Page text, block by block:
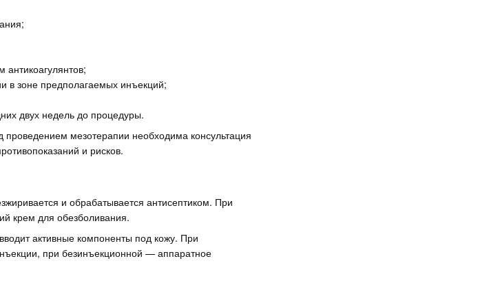
в зоне предполагаемых инъекций;
двух недель до процедуры.
мезотерапии необходима консультация
и рисков.
и обрабатывается антисептиком. При
крем для обезболивания.
активные компоненты под кожу. При
при безинъекционной — аппаратное